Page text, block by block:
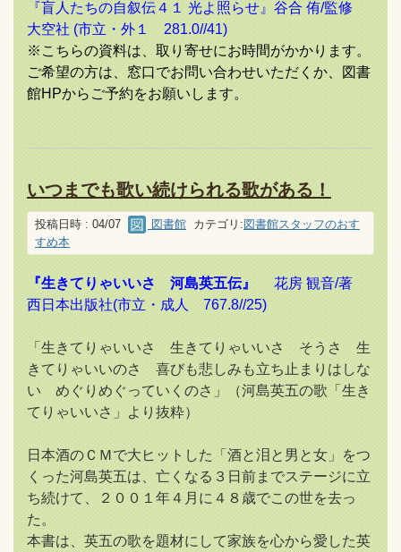
『盲人たちの自叙伝４１ 光よ照らせ』谷合 侑/監修
大空社 (市立・外１ 281.0//41)
※こちらの資料は、取り寄せにお時間がかかります。
ご希望の方は、窓口でお問い合わせいただくか、図書
館HPからご予約をお願いします。
いつまでも歌い続けられる歌がある！
投稿日時 : 04/07 図書館 カテゴリ:図書館スタッフのおす
すめ本
『生きてりゃいいさ 河島英五伝』
花房 観音/著
西日本出版社(市立・成人 767.8//25)
「生きてりゃいいさ 生きてりゃいいさ そうさ 生
きてりゃいいのさ 喜びも悲しみも立ち止まりはしな
い めぐりめぐっていくのさ」（河島英五の歌「生き
てりゃいいさ」より抜粋）
日本酒のＣＭで大ヒットした「酒と泪と男と女」をつ
くった河島英五は、亡くなる３日前までステージに立
ち続けて、２００１年４月に４８歳でこの世を去っ
た。
本書は、英五の歌を題材にして家族を心から愛した英